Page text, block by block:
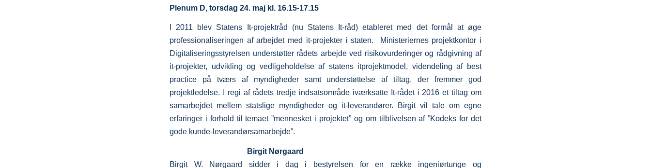
Plenum D, torsdag 24. maj kl. 16.15-17.15
I 2011 blev Statens It-projektråd (nu Statens It-råd) etableret med det formål at øge
professionaliseringen af arbejdet med it-projekter i staten. Ministeriernes projektkontor i
Digitaliseringsstyrelsen understøtter rådets arbejde ved risikovurderinger og rådgivning af
it-projekter, udvikling og vedligeholdelse af statens itprojektmodel, videndeling af best
practice på tværs af myndigheder samt understøttelse af tiltag, der fremmer god
projektledelse. I regi af rådets tredje indsatsområde iværksatte It-rådet i 2016 et tiltag om
samarbejdet mellem statslige myndigheder og it-leverandører. Birgit vil tale om egne
erfaringer i forhold til temaet ”mennesket i projektet” og om tilblivelsen af ”Kodeks for det
gode kunde-leverandørsamarbejde”.
Birgit Nørgaard
Birgit W. Nørgaard sidder i dag i bestyrelsen for en række ingeniørtunge og